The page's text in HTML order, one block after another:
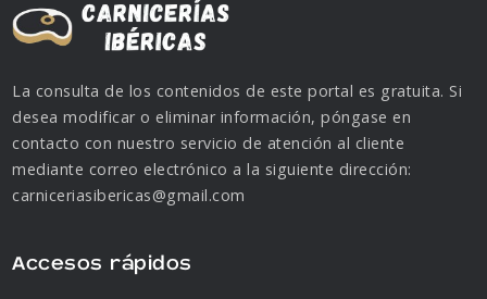
La consulta de los contenidos de este portal es gratuita. Si
desea modificar o eliminar información, póngase en
contacto con nuestro servicio de atención al cliente
mediante correo electrónico a la siguiente dirección:
carniceriasibericas@gmail.com
Accesos rápidos